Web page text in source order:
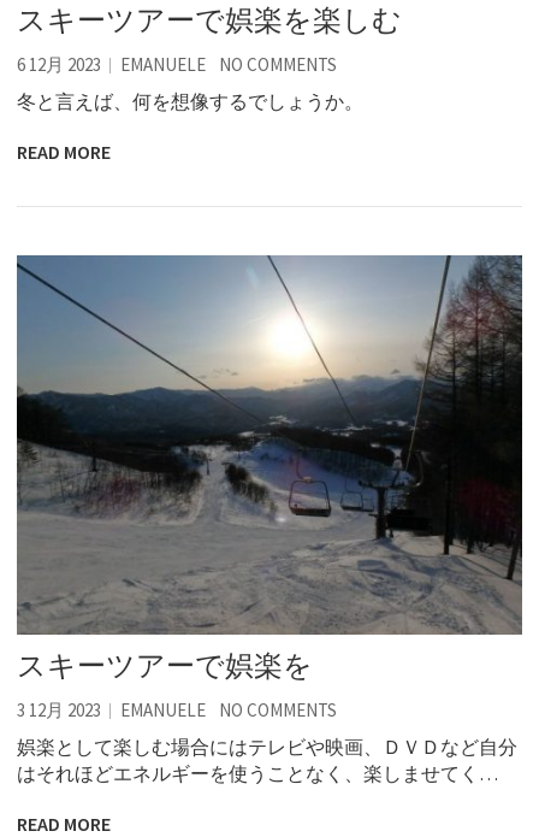
スキーツアーで娯楽を楽しむ
6 12月 2023 EMANUELE NO COMMENTS
冬と言えば、何を想像するでしょうか。
READ MORE
スキーツアーで娯楽を
3 12月 2023 EMANUELE NO COMMENTS
娯楽として楽しむ場合にはテレビや映画、ＤＶＤなど自分
はそれほどエネルギーを使うことなく、楽しませてく…
READ MORE